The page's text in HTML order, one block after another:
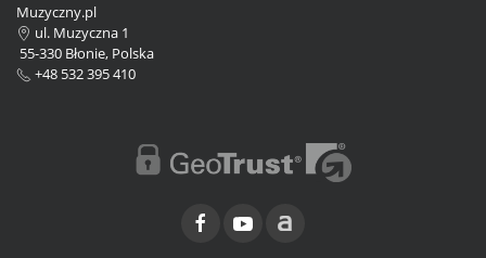
Muzyczny.pl
ul. Muzyczna 1
55-330 Błonie, Polska
+48 532 395 410